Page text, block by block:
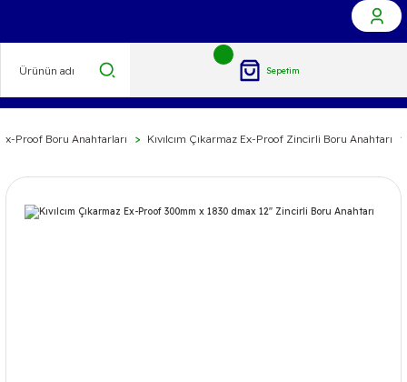
Sepetim
Ex-Proof Boru Anahtarları Kıvılcım Çıkarmaz Ex-Proof Zincirli Boru Anahtarı